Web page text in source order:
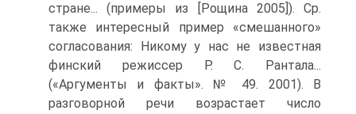
стране... (примеры из [Рощина 2005]). Ср.
также интерес­ный пример «смешанного»
согласования: Никому у нас не известная
финский режиссер Р. С. Рантала...
(«Аргументы и факты». № 49. 2001). В
разговорной речи возрастает число